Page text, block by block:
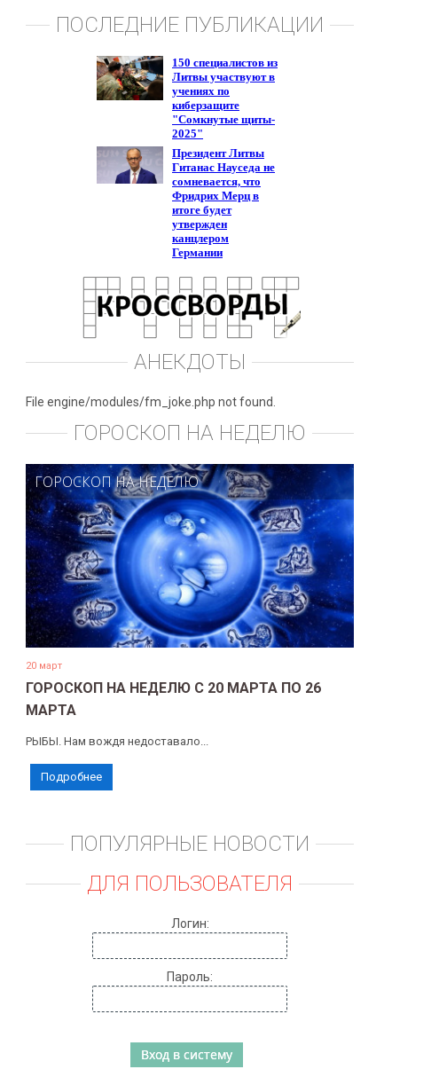
ПОСЛЕДНИЕ ПУБЛИКАЦИИ
АНЕКДОТЫ
File engine/modules/fm_joke.php not found.
ГОРОСКОП НА НЕДЕЛЮ
ГОРОСКОП НА НЕДЕЛЮ
20 март
ГОРОСКОП НА НЕДЕЛЮ С 20 МАРТА ПО 26
МАРТА
РЫБЫ. Нам вождя недоставало...
Подробнее
ПОПУЛЯРНЫЕ НОВОСТИ
ДЛЯ ПОЛЬЗОВАТЕЛЯ
Логин:
Пароль: